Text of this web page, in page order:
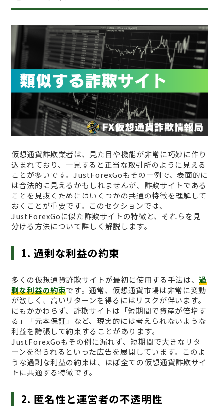
仮想通貨詐欺業者は、見た目や機能が非常に巧妙に作り
込まれており、一見すると正当な取引所のように見える
ことが多いです。JustForexGoもその一例で、表面的に
は合法的に見えるかもしれませんが、詐欺サイトである
ことを見抜くためにはいくつかの共通の特徴を理解して
おくことが重要です。このセクションでは、
JustForexGoに似た詐欺サイトの特徴と、それらを見
分ける方法について詳しく解説します。
1. 過剰な利益の約束
多くの仮想通貨詐欺サイトが最初に使用する手法は、 過
剰な利益の約束です。通常、仮想通貨市場は非常に変動
が激しく、高いリターンを得るにはリスクが伴います。
にもかかわらず、詐欺サイトは「短期間で資産が倍増す
る」「元本保証」など、現実的には考えられないような
利益を誇張して約束することがあります。
JustForexGoもその例に漏れず、短期間で大きなリタ
ーンを得られるといった広告を展開しています。このよ
うな過剰な利益の約束は、ほぼ全ての仮想通貨詐欺サイ
トに共通する特徴です。
2. 匿名性と運営者の不透明性